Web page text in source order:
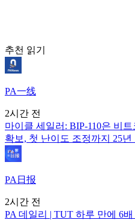
추천 읽기
PA一线
2시간 전
마이클 세일러: BIP-110은 비
확보, 첫 난이도 조정까지 25년
PA日报
2시간 전
PA 데일리 | TUT 하루 만에 6